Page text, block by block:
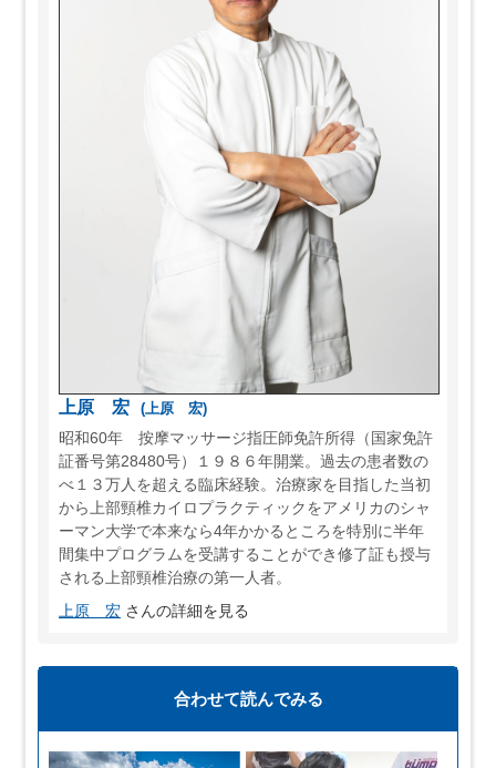
上原 宏
(上原 宏)
昭和60年 按摩マッサージ指圧師免許所得（国家免許
証番号第28480号）１９８６年開業。過去の患者数の
べ１３万人を超える臨床経験。治療家を目指した当初
から上部頸椎カイロプラクティックをアメリカのシャ
ーマン大学で本来なら4年かかるところを特別に半年
間集中プログラムを受講することができ修了証も授与
される上部頸椎治療の第一人者。
上原 宏 さんの詳細を見る
合わせて読んでみる